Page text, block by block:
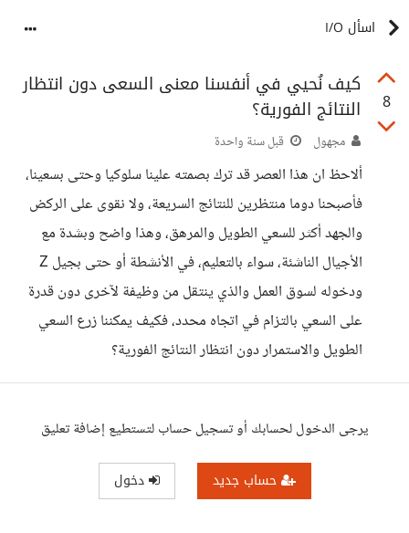
اسأل I/O
8
كيف نُحيي في أنفسنا معنى السعى دون انتظار
النتائج الفورية؟
مجهول قبل سنة واحدة
ألاحظ ان هذا العصر قد ترك بصمته علينا سلوكيا وحتى بسعينا،
فأصبحنا دوما منتظرين للنتائج السريعة، ولا نقوى على الركض
والجهد أكثر للسعي الطويل والمرهق، وهذا واضح وبشدة مع
الأجيال الناشئة، سواء بالتعليم، في الأنشطة أو حتى بجيل Z
ودخوله لسوق العمل والذي ينتقل من وظيفة لآخرى دون قدرة
على السعي بالتزام في اتجاه محدد، فكيف يمكننا زرع السعي
الطويل والاستمرار دون انتظار النتائج الفورية؟
يرجى الدخول لحسابك أو تسجيل حساب لتستطيع إضافة تعليق
حساب جديد دخول